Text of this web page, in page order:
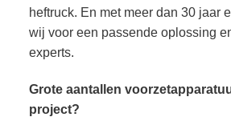
heftruck. En met meer dan 30 jaar
wij voor een passende oplossing
experts.
Grote aantallen
project?